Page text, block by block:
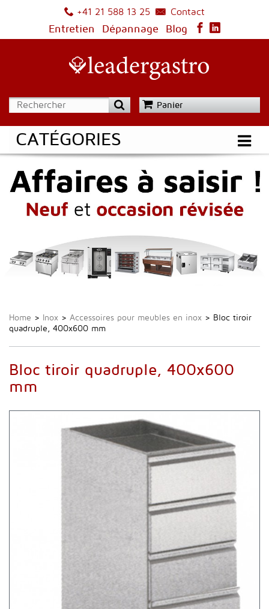
+41 21 588 13 25
Contact
Entretien
Dépannage Blog
Panier
CATÉGORIES
Home > Inox > Accessoires pour meubles en inox > Bloc tiroir
quadruple, 400x600 mm
Bloc tiroir quadruple, 400x600
mm